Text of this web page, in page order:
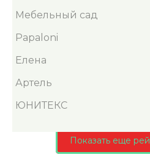
Мебельный сад
Papaloni
Елена
Артель
ЮНИТЕКС
Показать еще